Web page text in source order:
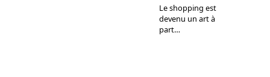
Le shopping est
devenu un art à
part…